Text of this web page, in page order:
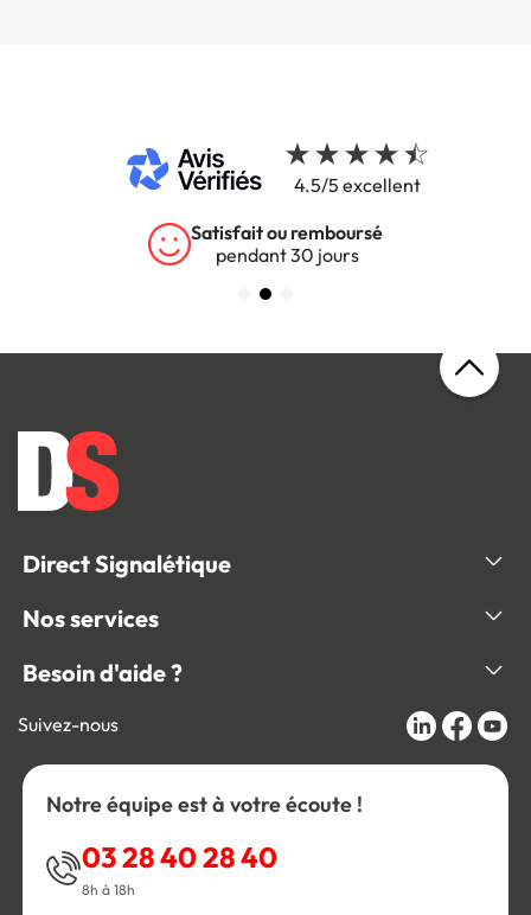
4.5/5 excellent
Satisfait ou remboursé
pendant 30 jours
Direct Signalétique
Nos services
Besoin d'aide ?
Suivez-nous
Notre équipe est à votre écoute !
03 28 40 28 40
8h à 18h